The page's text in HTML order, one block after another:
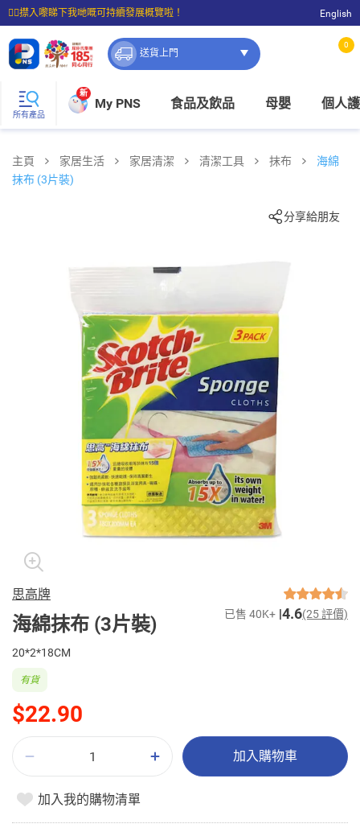
☝🏼㩒入嚟睇下我哋嘅可持續發展概覽啦！
⭐購物滿$399即享免費送貨；滿$100即可免費店取。
English
送貨上門
0
所有產品
新
My PNS 食品及飲品 母嬰 個人
主頁 家居生活 家居清潔 清潔工具 抹布
海綿
抹布 (3片裝)
分享給朋友
思高牌
海綿抹布 (3片裝) 已售 40K+ 4.6(25 評價)
20*2*18CM
$22.90
有貨
加入購物車
加入我的購物清單